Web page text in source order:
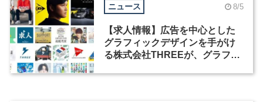
ニュース 8/5
【求人情報】広告を中心とした
グラフィックデザインを手がけ
る株式会社THREEが、グラフィ